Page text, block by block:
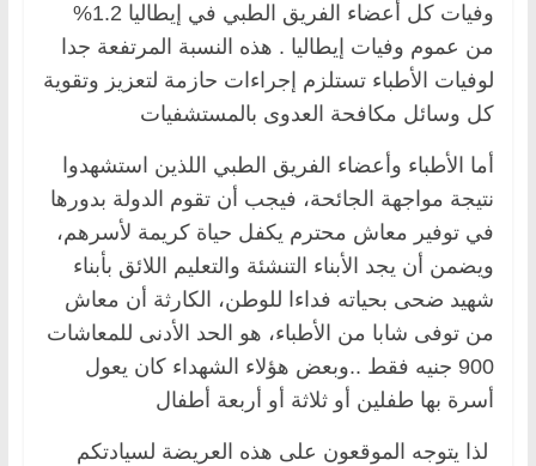
وفيات كل أعضاء الفريق الطبي في إيطاليا 1.2%
من عموم وفيات إيطاليا . هذه النسبة المرتفعة جدا
لوفيات الأطباء تستلزم إجراءات حازمة لتعزيز وتقوية
كل وسائل مكافحة العدوى بالمستشفيات
أما الأطباء وأعضاء الفريق الطبي اللذين استشهدوا
نتيجة مواجهة الجائحة، فيجب أن تقوم الدولة بدورها
في توفير معاش محترم يكفل حياة كريمة لأسرهم،
ويضمن أن يجد الأبناء التنشئة والتعليم اللائق بأبناء
شهيد ضحى بحياته فداءا للوطن، الكارثة أن معاش
من توفى شابا من الأطباء، هو الحد الأدنى للمعاشات
900 جنيه فقط ..وبعض هؤلاء الشهداء كان يعول
أسرة بها طفلين أو ثلاثة أو أربعة أطفال
لذا يتوجه الموقعون على هذه العريضة لسيادتكم